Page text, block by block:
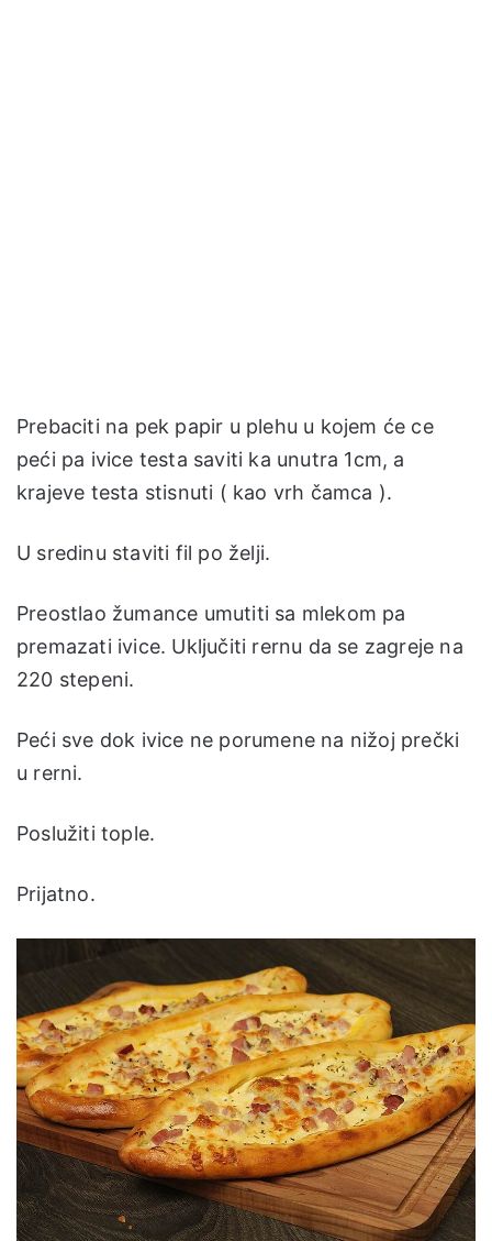
Prebaciti na pek papir u plehu u kojem će ce
peći pa ivice testa saviti ka unutra 1cm, a
krajeve testa stisnuti ( kao vrh čamca ).
U sredinu staviti fil po želji.
Preostlao žumance umutiti sa mlekom pa
premazati ivice. Uključiti rernu da se zagreje na
220 stepeni.
Peći sve dok ivice ne porumene na nižoj prečki
u rerni.
Poslužiti tople.
Prijatno.